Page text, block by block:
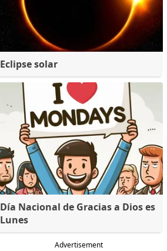
Eclipse solar
Día Nacional de Gracias a Dios es
Lunes
Advertisement